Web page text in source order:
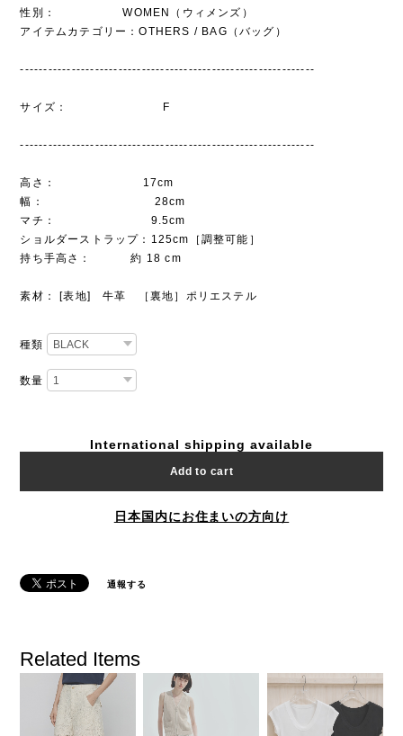
性別： WOMEN（ウィメンズ）
アイテムカテゴリー：OTHERS / BAG（バッグ）
---------------------------------------------------------------
サイズ： F
---------------------------------------------------------------
高さ： 17cm
幅： 28cm
マチ： 9.5cm
ショルダーストラップ：125cm［調整可能］
持ち手高さ： 約 18 cm
素材： [表地] 牛革 ［裏地］ポリエステル
種類
数量
International shipping available
Add to cart
日本国内にお住まいの方向け
通報する
Related Items